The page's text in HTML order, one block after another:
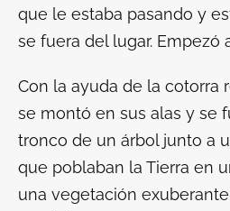
que le estaba pasando y
se fuera del lugar. Empezó
Con la ayuda de la cotorra
se montó en sus alas y se
tronco de un árbol junto a
que poblaban la Tierra en
una vegetación